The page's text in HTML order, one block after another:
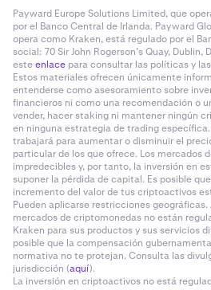
Payward Europe Solutions Limited, que
por el Banco Central de Irlanda. Payward
opera como Kraken, está regulado por el
social: 70 Sir John Rogerson’s Quay, Dublin,
esteenlace para consultar las políticas y
Estos materiales ofrecen únicamente
entenderse como asesoramiento sobre
financieros ni como una recomendación o
vender, hacer staking ni mantener ningún
en ninguna estrategia de trading
trabajará para aumentar o disminuir el
particular de los que ofrece. Los mercados
impredecibles y, por tanto, la inversión en
suponer la pérdida de capital. Es posible
incremento del valor de tus criptoactivos
Pueden aplicarse restricciones
mercados de criptomonedas no están
Kraken para sus productos y sus servicios
posible que la compensación
normativa no te protejan. Consulta las
jurisdicción (aquí).
La inversión en criptoactivos no está